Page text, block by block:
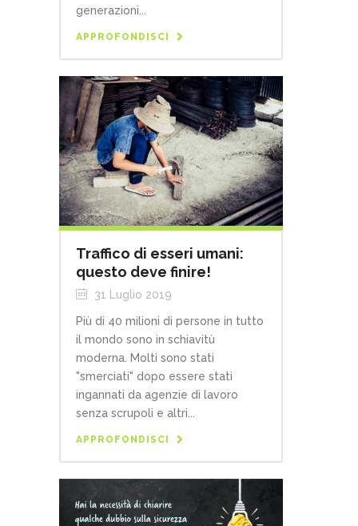
generazioni...
APPROFONDISCI
Traffico di esseri umani:
questo deve finire!
31 Luglio 2019
Più di 40 milioni di persone in tutto
il mondo sono in schiavitù
moderna. Molti sono stati
"smerciati" dopo essere stati
ingannati da agenzie di lavoro
senza scrupoli e altri...
APPROFONDISCI